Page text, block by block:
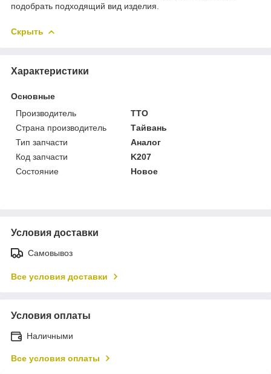
подобрать подходящий вид изделия.
Скрыть
Характеристики
Основные
Производитель
TTO
Страна производитель
Тайвань
Тип запчасти
Аналог
Код запчасти
K207
Состояние
Новое
Условия доставки
Самовывоз
Все условия доставки
Условия оплаты
Наличными
Все условия оплаты